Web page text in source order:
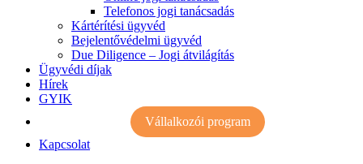
Telefonos jogi tanácsadás
Kártérítési ügyvéd
Bejelentővédelmi ügyvéd
Due Diligence – Jogi átvilágítás
Ügyvédi díjak
Hírek
GYIK
Vállalkozói program
Kapcsolat